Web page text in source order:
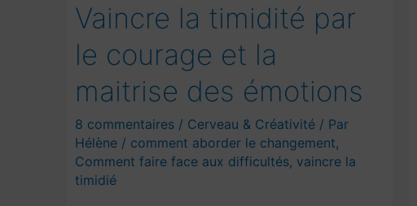
Vaincre la timidité par
le courage et la
maitrise des émotions
8 commentaires / Cerveau & Créativité / Par
Hélène / comment aborder le changement,
Comment faire face aux difficultés, vaincre la
timidié